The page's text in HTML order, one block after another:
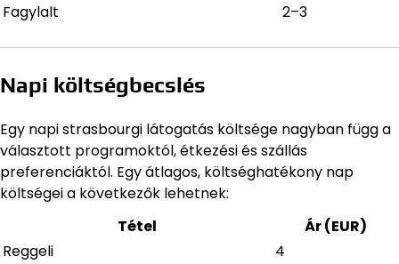
Fagylalt
2–3
Napi költségbecslés
Egy napi strasbourgi látogatás költsége nagyban függ a
választott programoktól, étkezési és szállás
preferenciáktól. Egy átlagos, költséghatékony nap
költségei a következők lehetnek:
Tétel
Ár (EUR)
Reggeli
4